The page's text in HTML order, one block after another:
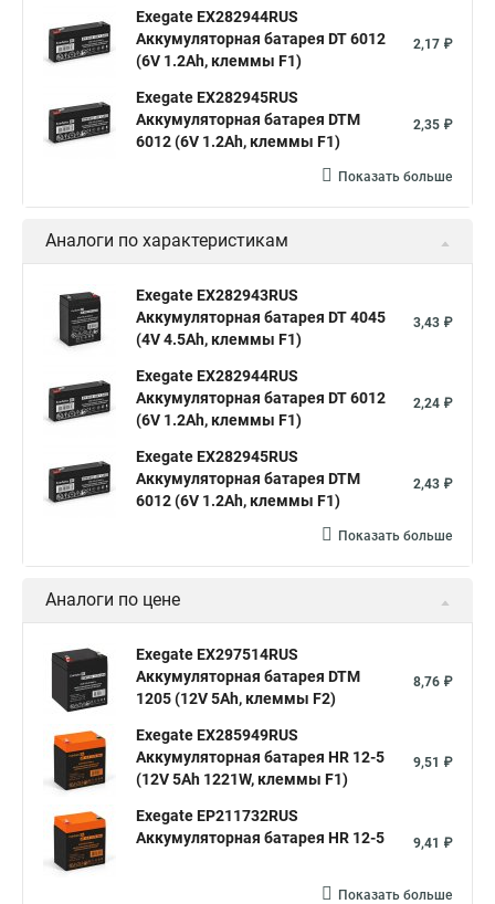
Exegate EX282944RUS
Аккумуляторная батарея DT 6012
(6V 1.2Ah, клеммы F1)
2,17 ₽
Exegate EX282945RUS
Аккумуляторная батарея DTM
6012 (6V 1.2Ah, клеммы F1)
2,35 ₽
Показать больше
Аналоги по характеристикам
Exegate EX282943RUS
Аккумуляторная батарея DT 4045
(4V 4.5Ah, клеммы F1)
3,43 ₽
Exegate EX282944RUS
Аккумуляторная батарея DT 6012
(6V 1.2Ah, клеммы F1)
2,24 ₽
Exegate EX282945RUS
Аккумуляторная батарея DTM
6012 (6V 1.2Ah, клеммы F1)
2,43 ₽
Показать больше
Аналоги по цене
Exegate EX297514RUS
Аккумуляторная батарея DTM
1205 (12V 5Ah, клеммы F2)
8,76 ₽
Exegate EX285949RUS
Аккумуляторная батарея HR 12-5
(12V 5Ah 1221W, клеммы F1)
9,51 ₽
Exegate EP211732RUS
Аккумуляторная батарея HR 12-5
9,41 ₽
Показать больше